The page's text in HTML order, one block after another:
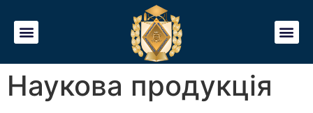
Наукова продукція